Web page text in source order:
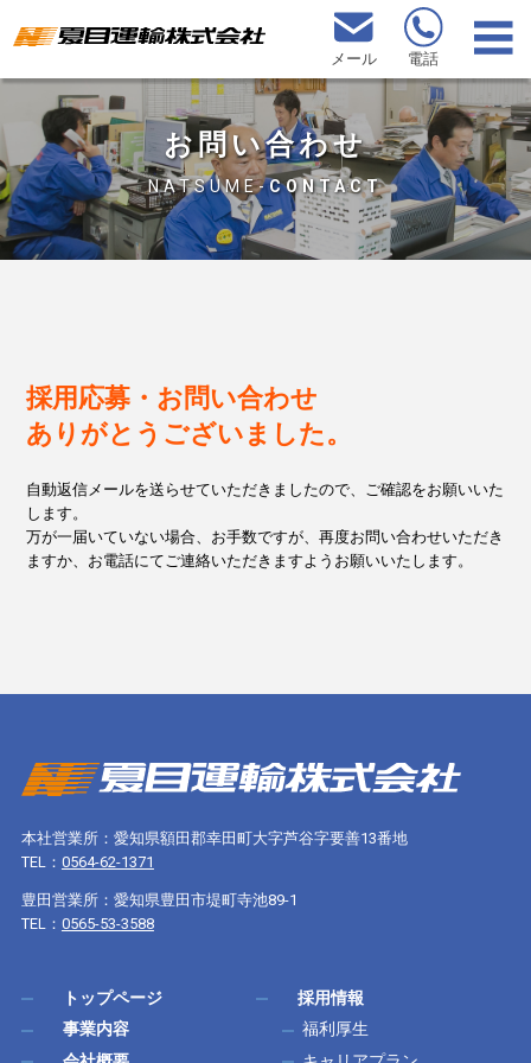
メール 電話
お問い合わせ
NATSUME-CONTACT
採用応募・お問い合わせ
ありがとうございました。
自動返信メールを送らせていただきましたので、ご確認をお願いいた
します。
万が一届いていない場合、お手数ですが、再度お問い合わせいただき
ますか、お電話にてご連絡いただきますようお願いいたします。
本社営業所：愛知県額田郡幸田町大字芦谷字要善13番地
TEL： 0564-62-1371
豊田営業所：愛知県豊田市堤町寺池89-1
TEL： 0565-53-3588
トップページ
事業内容
採用情報
福利厚生